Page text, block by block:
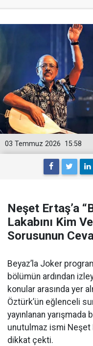
15:58
03 Temmuz 2026
Neşet Ertaş’a
Lakabını Kim
Sorusunun
Beyaz’la Joker
bölümün ardından
konular arasında yer
Öztürk’ün eğlenceli
yayınlanan
unutulmaz ismi Neşet
dikkat çekti.